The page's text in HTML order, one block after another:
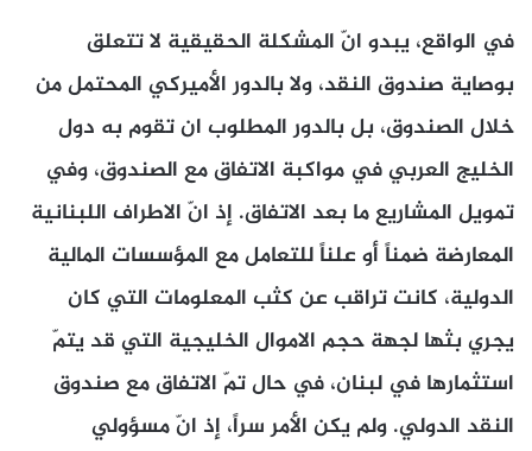
في الواقع، يبدو انّ المشكلة الحقيقية لا تتعلق
بوصاية صندوق النقد، ولا بالدور الأميركي المحتمل من
خلال الصندوق، بل بالدور المطلوب ان تقوم به دول
الخليج العربي في مواكبة الاتفاق مع الصندوق، وفي
تمويل المشاريع ما بعد الاتفاق. إذ انّ الاطراف اللبنانية
المعارضة ضمناً أو علناً للتعامل مع المؤسسات المالية
الدولية، كانت تراقب عن كثب المعلومات التي كان
يجري بثها لجهة حجم الاموال الخليجية التي قد يتمّ
استثمارها في لبنان، في حال تمّ الاتفاق مع صندوق
النقد الدولي. ولم يكن الأمر سراً، إذ انّ مسؤولي